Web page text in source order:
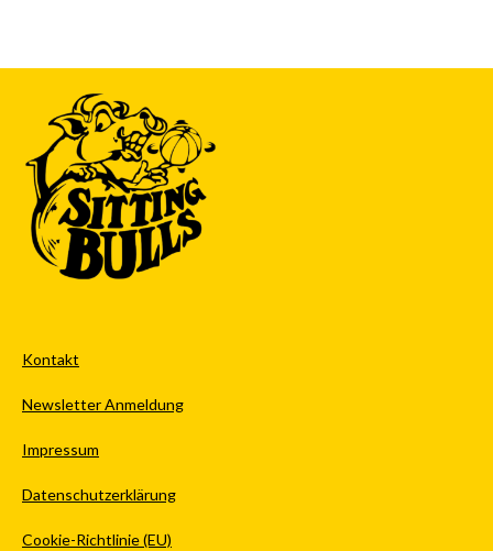
Kontakt
Newsletter Anmeldung
Impressum
Datenschutzerklärung
Cookie-Richtlinie (EU)